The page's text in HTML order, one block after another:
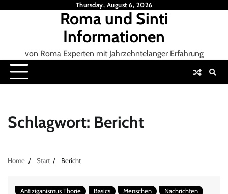
Thursday, August 6, 2026
Roma und Sinti
Informationen
von Roma Experten mit Jahrzehntelanger Erfahrung
Schlagwort: Bericht
Home Start Bericht
Antiziganismus Thorie Basics Menschen Nachrichten